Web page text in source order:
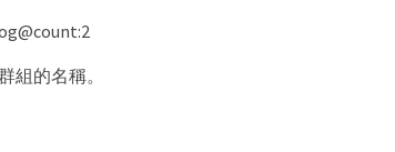
組的名稱。